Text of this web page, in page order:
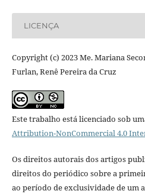
LICENÇA
Copyright (c) 2023 Me. Mariana
Furlan, Renê Pereira da Cruz
Este trabalho está licenciado sob
Attribution-NonCommercial 4.0
Os direitos autorais dos artigos
direitos do periódico sobre a
ao período de exclusividade de um